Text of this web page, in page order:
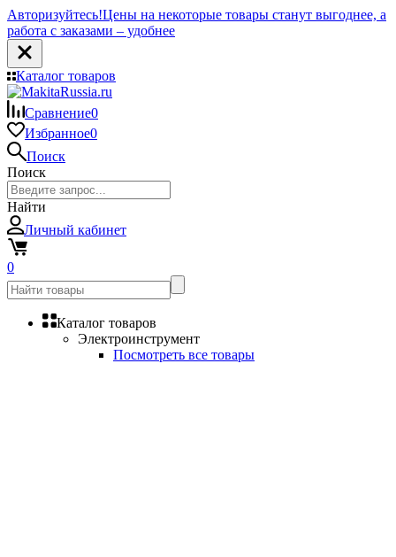
Авторизуйтесь!Цены на некоторые товары станут выгоднее, а
работа с заказами – удобнее
Каталог товаров
Сравнение0
Избранное0
Поиск
Поиск
Найти
Личный кабинет
0
Каталог товаров
Электроинструмент
Посмотреть все товары